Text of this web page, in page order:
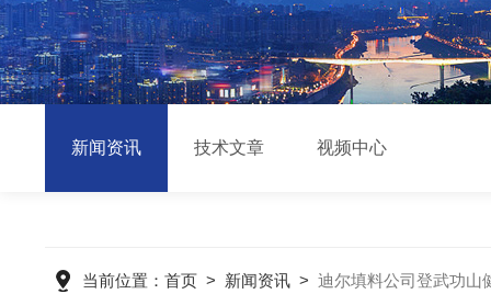
新闻资讯 技术文章 视频中心
当前位置： 首页> 新闻资讯> 迪尔填料公司登武功山